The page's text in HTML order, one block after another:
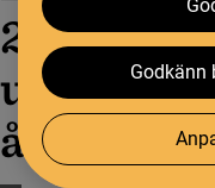
Godkänn
2021:
under
år